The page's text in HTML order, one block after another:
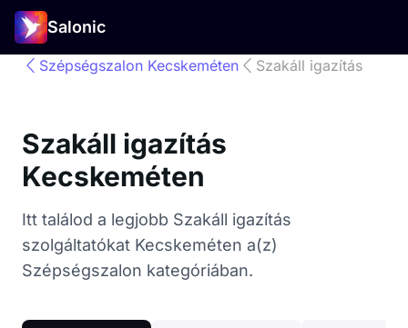
Salonic
Szépségszalon Kecskeméten Szakáll igazítás
Szakáll igazítás
Kecskeméten
Itt találod a legjobb Szakáll igazítás
szolgáltatókat Kecskeméten a(z)
Szépségszalon kategóriában.